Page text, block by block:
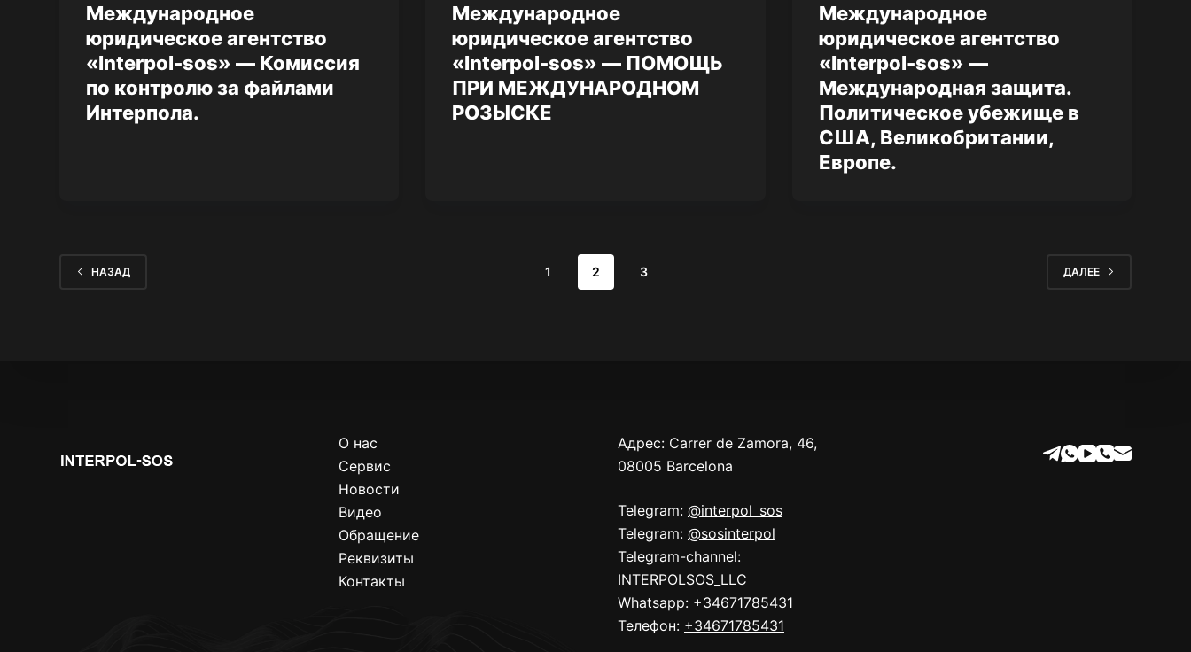
Международное
юридическое агентство
«Interpol-sos» — Комиссия
по контролю за файлами
Интерпола.
Международное
юридическое агентство
«Interpol-sos» — ПОМОЩЬ
ПРИ МЕЖДУНАРОДНОМ
РОЗЫСКЕ
Международное
юридическое агентство
«Interpol-sos» —
Международная защита.
Политическое убежище в
США, Великобритании,
Европе.
НАЗАД 1 2 3 ДАЛЕЕ
О нас
Сервис
Новости
Видео
Обращение
Реквизиты
Контакты
Адрес: Carrer de Zamora, 46,
08005 Barcelona
Telegram: @interpol_sos
Telegram: @sosinterpol
Telegram-channel:
INTERPOLSOS_LLC
Whatsapp: +34671785431
Телефон: +34671785431